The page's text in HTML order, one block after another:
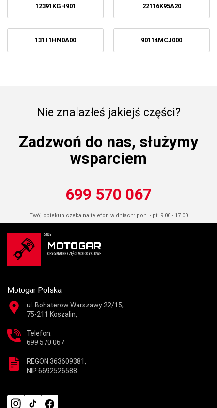
12391KGH901 22116K95A20
13111HN0A00 90114MCJ000
Nie znalazłeś jakiejś części?
Zadzwoń do nas, służymy
wsparciem
699 570 067
Twój opiekun czeka na telefon w dniach: pon. - pt. 9.00 - 17.00
Motogar Polska
ul. Bohaterów Warszawy 22/15,
75-211 Koszalin,
Telefon:
699 570 067
REGON 363609381,
NIP 6692526588